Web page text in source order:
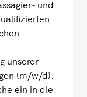
und
unserer
(m/w/d).
ein in die